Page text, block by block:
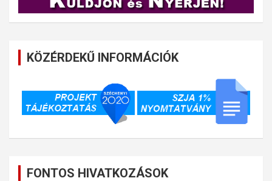
KÖZÉRDEKŰ INFORMÁCIÓK
FONTOS HIVATKOZÁSOK